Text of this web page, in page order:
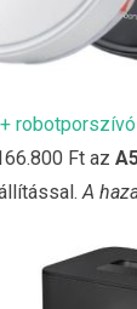
Ft az
A